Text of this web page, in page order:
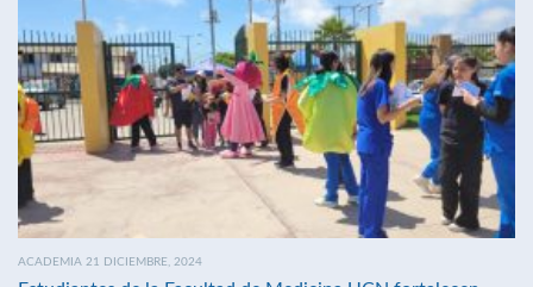
ACADEMIA 21 DICIEMBRE, 2024